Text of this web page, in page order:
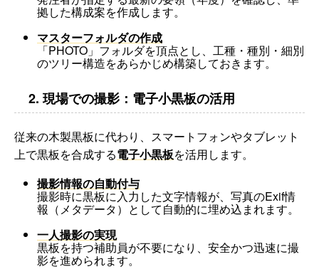
拠した構成案を作成します。
マスターフォルダの作成
「PHOTO」フォルダを頂点とし、工種・種別・細別
のツリー構造をあらかじめ構築しておきます。
2. 現場での撮影：電子小黒板の活用
従来の木製黒板に代わり、スマートフォンやタブレット
上で黒板を合成する電子小黒板を活用します。
撮影情報の自動付与
撮影時に黒板に入力した文字情報が、写真のExif情
報（メタデータ）として自動的に埋め込まれます。
一人撮影の実現
黒板を持つ補助員が不要になり、安全かつ迅速に撮
影を進められます。